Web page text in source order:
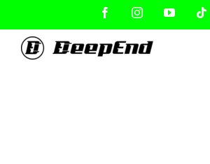
content
FacebookInstagramYouTube